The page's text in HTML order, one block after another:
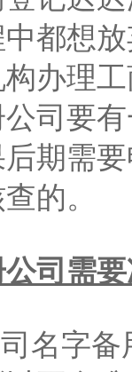
都想
办理
司要
期需
的。
司需
字备